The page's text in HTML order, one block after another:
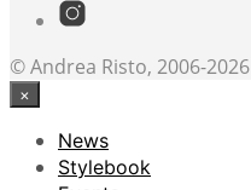
© Andrea Risto, 2006-2026
×
News
Stylebook